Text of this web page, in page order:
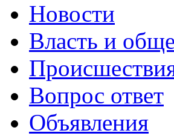
Новости
Власть и
Вопрос ответ
Объявления